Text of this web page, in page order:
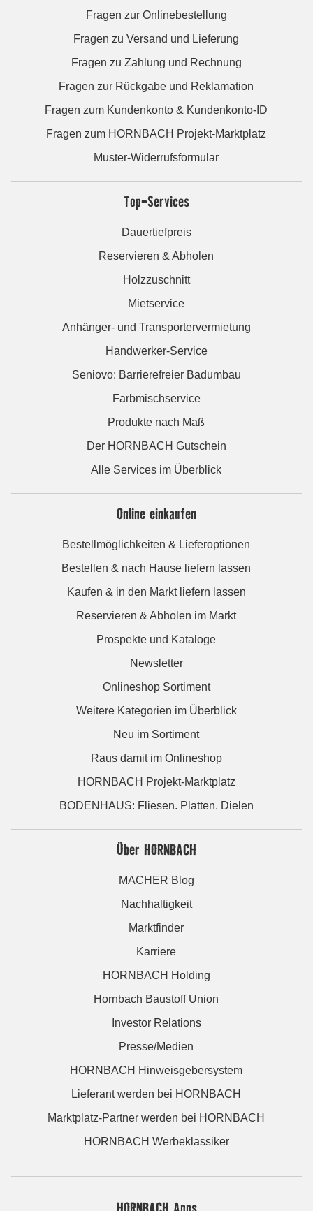
Fragen zur Onlinebestellung
Fragen zu Versand und Lieferung
Fragen zu Zahlung und Rechnung
Fragen zur Rückgabe und Reklamation
Fragen zum Kundenkonto & Kundenkonto-ID
Fragen zum HORNBACH Projekt-Marktplatz
Muster-Widerrufsformular
Top-Services
Dauertiefpreis
Reservieren & Abholen
Holzzuschnitt
Mietservice
Anhänger- und Transportervermietung
Handwerker-Service
Seniovo: Barrierefreier Badumbau
Farbmischservice
Produkte nach Maß
Der HORNBACH Gutschein
Alle Services im Überblick
Online einkaufen
Bestellmöglichkeiten & Lieferoptionen
Bestellen & nach Hause liefern lassen
Kaufen & in den Markt liefern lassen
Reservieren & Abholen im Markt
Prospekte und Kataloge
Newsletter
Onlineshop Sortiment
Weitere Kategorien im Überblick
Neu im Sortiment
Raus damit im Onlineshop
HORNBACH Projekt-Marktplatz
BODENHAUS: Fliesen. Platten. Dielen
Über HORNBACH
MACHER Blog
Nachhaltigkeit
Marktfinder
Karriere
HORNBACH Holding
Hornbach Baustoff Union
Investor Relations
Presse/Medien
HORNBACH Hinweisgebersystem
Lieferant werden bei HORNBACH
Marktplatz-Partner werden bei HORNBACH
HORNBACH Werbeklassiker